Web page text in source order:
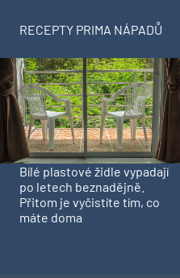
RECEPTY PRIMA NÁPADŮ
Bílé plastové židle vypadají
po letech beznadějně.
Přitom je vyčistíte tím, co
máte doma